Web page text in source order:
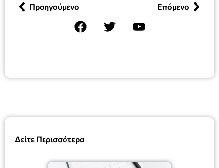
Δείτε Περισσότερα
Προηγούμενο Επόμενο